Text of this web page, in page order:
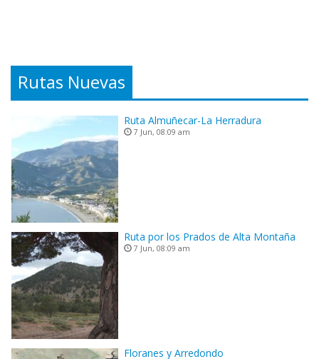
Rutas Nuevas
Ruta Almuñecar-La Herradura
7 Jun, 08:09 am
Ruta por los Prados de Alta Montaña
7 Jun, 08:09 am
Floranes y Arredondo